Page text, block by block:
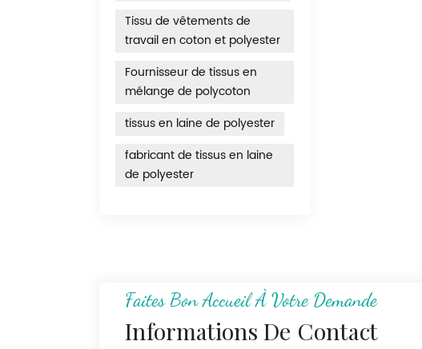
Tissu de vêtements de
travail en coton et polyester
Fournisseur de tissus en
mélange de polycoton
tissus en laine de polyester
fabricant de tissus en laine
de polyester
Faites Bon Accueil À Votre Demande
Informations De Contact